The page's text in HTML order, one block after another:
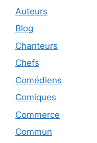
Auteurs
Blog
Chanteurs
Chefs
Comédiens
Comiques
Commerce
Commun